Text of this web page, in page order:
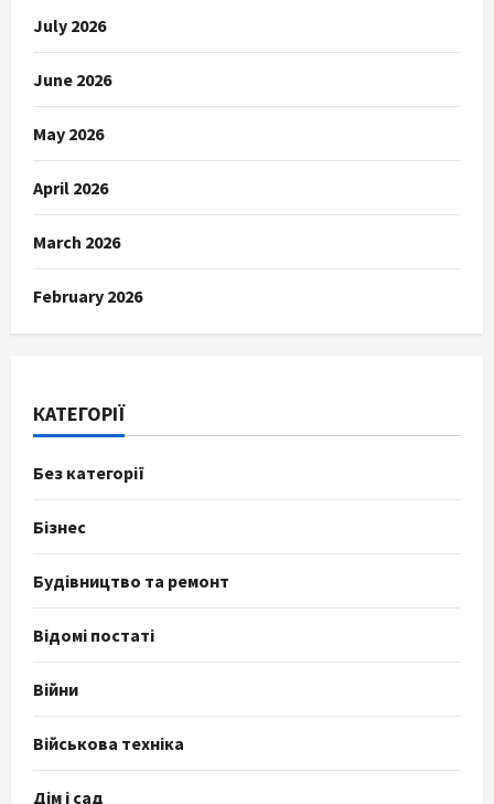
July 2026
June 2026
May 2026
April 2026
March 2026
February 2026
КАТЕГОРІЇ
Без категорії
Бізнес
Будівництво та ремонт
Відомі постаті
Війни
Військова техніка
Дім і сад